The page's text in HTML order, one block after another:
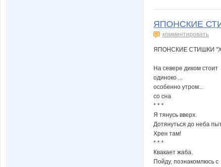
ЯПОНСКИЕ
комментировать
ЯПОНСКИЕ СТИШКИ
На севере диком стоит
одиноко ...
особенно утром...
со сна
* * *
Я тянусь вверх.
Дотянуться до неба
Хрен там!
* * *
Квакает жаба.
Пойду, познакомлюсь с